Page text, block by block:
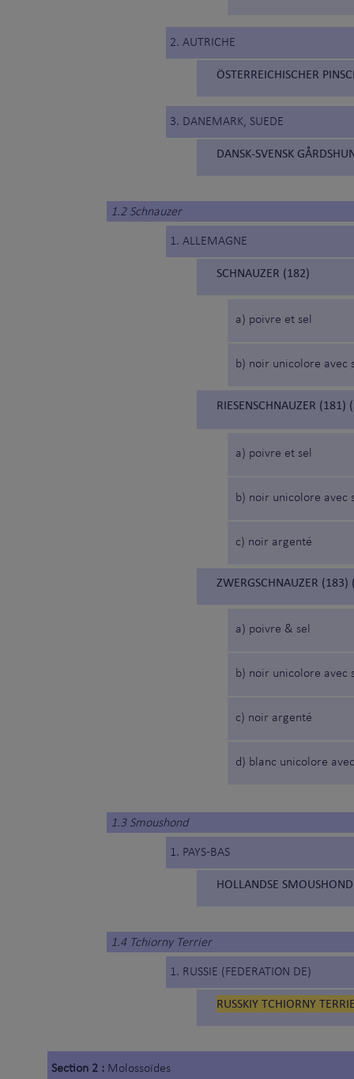
2. AUTRICHE
ÖSTERREICHISCHER
3. DANEMARK, SUEDE
DANSK-SVENSK
1.2 Schnauzer
1. ALLEMAGNE
SCHNAUZER (182)
a) poivre et sel
b) noir unicolore avec
RIESENSCHNAUZER (181)
a) poivre et sel
b) noir unicolore avec
c) noir argenté
ZWERGSCHNAUZER (183)
a) poivre & sel
b) noir unicolore avec
c) noir argenté
d) blanc unicolore
1.3 Smoushond
1. PAYS-BAS
HOLLANDSE
1.4 Tchiorny Terrier
1. RUSSIE (FEDERATION DE)
RUSSKIY TCHIORNY
Section 2 : Molossoïdes